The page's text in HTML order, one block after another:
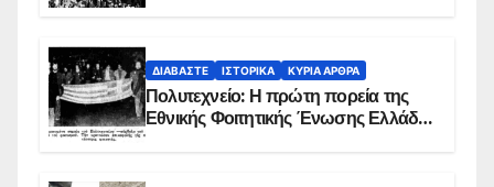
ΔΙΑΒΆΣΤΕ ΙΣΤΟΡΙΚΆ ΚΥΡΙΑ ΑΡΘΡΑ
Πολυτεχνείο: Η πρώτη πορεία της
Εθνικής Φοιτητικής Ένωσης Ελλάδος